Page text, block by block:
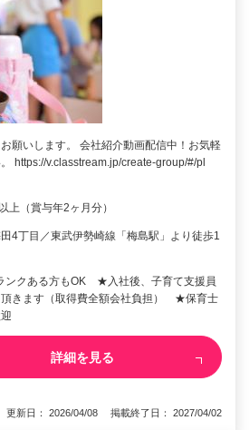
願いします。 会社紹介動画配信中！お気軽
https://v.classtream.jp/create-group/#/pl
上（賞与年2ヶ月分）
4丁目／東武伊勢崎線「梅島駅」より徒歩1
ンクある方もOK ★入社後、子育て支援員
頂きます（取得費全額会社負担） ★保育士
詳細を見る
更新日： 2026/04/08 掲載終了日： 2027/04/02